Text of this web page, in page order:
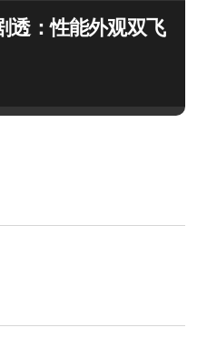
透：性能外观双飞